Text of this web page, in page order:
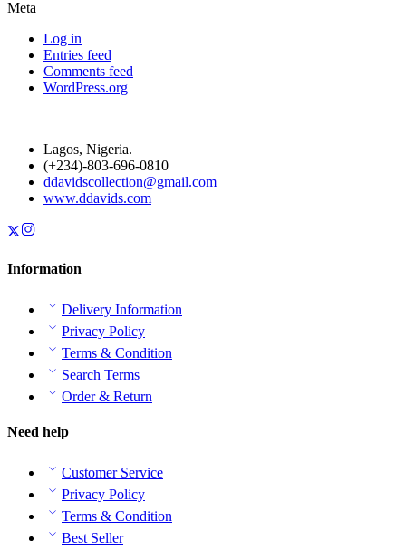
Meta
Log in
Entries feed
Comments feed
WordPress.org
Lagos, Nigeria.
(+234)-803-696-0810
ddavidscollection@gmail.com
www.ddavids.com
Information
Delivery Information
Privacy Policy
Terms & Condition
Search Terms
Order & Return
Need help
Customer Service
Privacy Policy
Terms & Condition
Best Seller